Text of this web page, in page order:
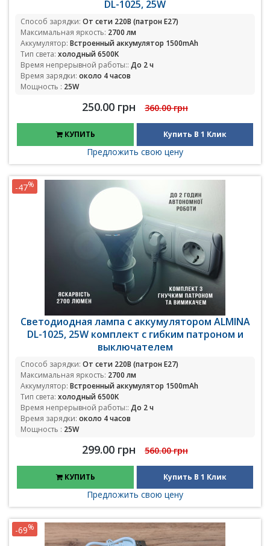
DL-1025, 25W
Способ зарядки: От сети 220В (патрон E27)
Максимальная яркость: 2700 лм
Аккумулятор: Встроенный аккумулятор 1500mAh
Тип света: холодный 6500K
Время непрерывной работы:: До 2 ч
Время зарядки: около 4 часов
Мощность : 25W
250.00 грн 360.00 грн
КУПИТЬ Купить В 1 Клик
Предложить свою цену
Светодиодная лампа с аккумулятором ALMINA
DL-1025, 25W комплект с гибким патроном и
выключателем
Способ зарядки: От сети 220В (патрон E27)
Максимальная яркость: 2700 лм
Аккумулятор: Встроенный аккумулятор 1500mAh
Тип света: холодный 6500K
Время непрерывной работы:: До 2 ч
Время зарядки: около 4 часов
Мощность : 25W
299.00 грн 560.00 грн
-47%
КУПИТЬ Купить В 1 Клик
Предложить свою цену
-69%